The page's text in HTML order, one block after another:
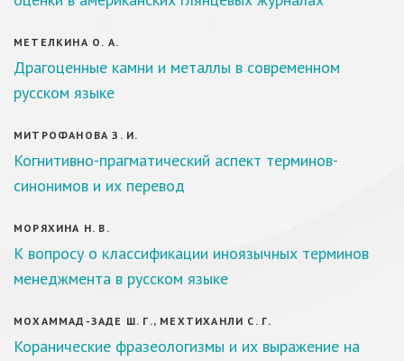
МЕТЕЛКИНА О. А.
Драгоценные камни и металлы в современном
русском языке
МИТРОФАНОВА З. И.
Когнитивно-прагматический аспект терминов-
синонимов и их перевод
МОРЯХИНА Н. В.
К вопросу о классификации иноязычных терминов
менеджмента в русском языке
МОХАММАД-ЗАДЕ Ш. Г., МЕХТИХАНЛИ С. Г.
Коранические фразеологизмы и их выражение на